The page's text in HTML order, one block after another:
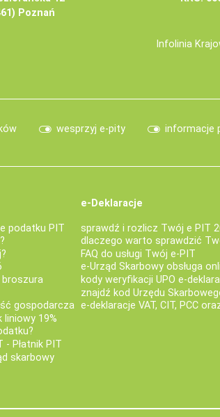
Poznań
Infolinia
wesprzyj e-pity informacje
podatku PIT
broszura
gospodarcza
liniowy 19%
- Płatnik PIT
skarbowy
e-Deklaracje
sprawdź i rozlicz Twój e PIT
dlaczego warto sprawdzić
FAQ do usługi Twój e-PIT
e-Urząd Skarbowy obsługa
kody weryfikacji UPO e-
znajdź kod Urzędu
e-deklaracje VAT, CIT, PCC